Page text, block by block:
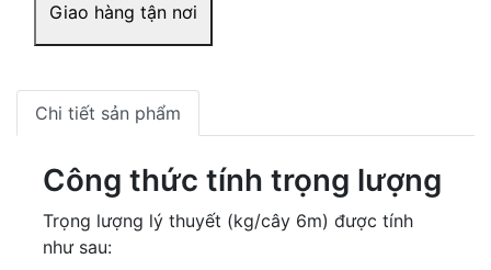
Giao hàng tận nơi
Chi tiết sản phẩm
Công thức tính trọng lượng
Trọng lượng lý thuyết (kg/cây 6m) được tính
như sau: